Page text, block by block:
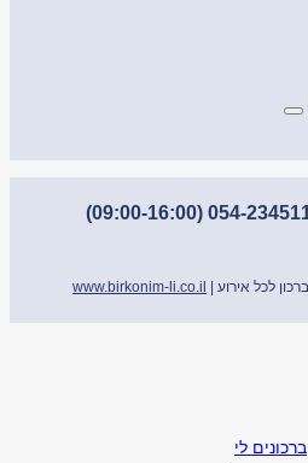
לכל אירוע | www.birkonim-li.co.il
ברכונים לי